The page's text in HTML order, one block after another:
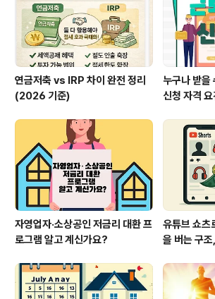
정부 정책과 청년들의 노력으로 나아질 거라 생각이 들지
만, 현재 기준 취업난을 겪..
연금저축 vs IRP 차이 완전 정리
(2026 기준)
누구나 받을
신청 자격
자영업자·소상공인 저금리 대환 프
로그램 알고 계신가요?
유튜브 쇼츠
을 버는 구